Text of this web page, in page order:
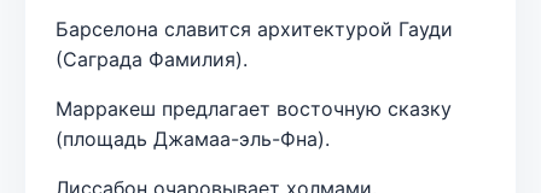
Барселона славится архитектурой Гауди
(Саграда Фамилия).
Марракеш предлагает восточную сказку
(площадь Джамаа-эль-Фна).
Лиссабон очаровывает холмами,